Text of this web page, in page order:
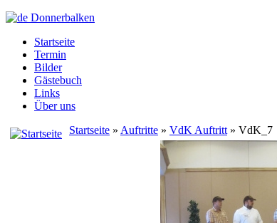
Startseite
Termin
Bilder
Gästebuch
Links
Über uns
Startseite » Auftritte » VdK Auftritt » VdK_7